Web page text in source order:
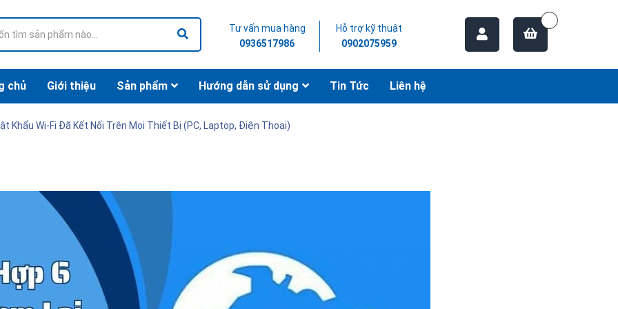
Tư vấn mua hàng
0936517986
Hỗ trợ kỹ thuật
0902075959
chủ Giới thiệu Sản phẩm Hướng dẫn sử dụng Tin Tức Liên hệ
Khẩu Wi-Fi Đã Kết Nối Trên Mọi Thiết Bị (PC, Laptop, Điện Thoại)